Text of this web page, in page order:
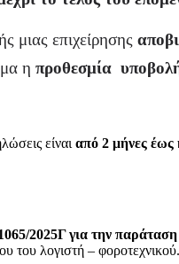
μιας επιχείρησης
η προθεσμία
είναιαπό 2 μήνες έως
2025Γ για την
του λογιστή – φοροτεχνικού.